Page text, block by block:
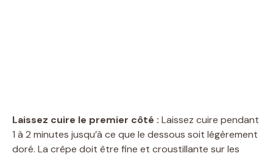
Laissez cuire le premier côté : Laissez cuire pendant
1 à 2 minutes jusqu’à ce que le dessous soit légèrement
doré. La crêpe doit être fine et croustillante sur les